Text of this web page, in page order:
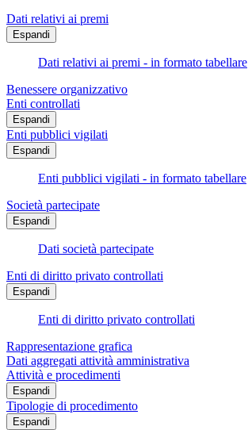
Dati relativi ai premi
Espandi
Dati relativi ai premi - in formato tabellare
Benessere organizzativo
Enti controllati
Espandi
Enti pubblici vigilati
Espandi
Enti pubblici vigilati - in formato tabellare
Società partecipate
Espandi
Dati società partecipate
Enti di diritto privato controllati
Espandi
Enti di diritto privato controllati
Rappresentazione grafica
Dati aggregati attività amministrativa
Attività e procedimenti
Espandi
Tipologie di procedimento
Espandi